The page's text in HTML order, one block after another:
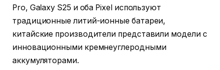
Pro, Galaxy S25 и оба Pixel используют
традиционные литий-ионные батареи,
китайские производители представили модели с
инновационными кремнеуглеродными
аккумуляторами.